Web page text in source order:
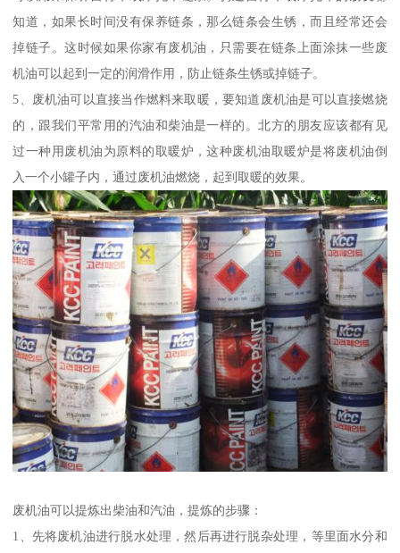
知道，如果长时间没有保养链条，那么链条会生锈，而且经常还会
掉链子。这时候如果你家有废机油，只需要在链条上面涂抹一些废
机油可以起到一定的润滑作用，防止链条生锈或掉链子。
5、废机油可以直接当作燃料来取暖，要知道废机油是可以直接燃烧
的，跟我们平常用的汽油和柴油是一样的。北方的朋友应该都有见
过一种用废机油为原料的取暖炉，这种废机油取暖炉是将废机油倒
入一个小罐子内，通过废机油燃烧，起到取暖的效果。
废机油可以提炼出柴油和汽油，提炼的步骤：
1、先将废机油进行脱水处理，然后再进行脱杂处理，等里面水分和